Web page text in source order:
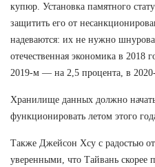
купюр. Установка памятного
защитить его от
надеваются: их не нужно
отечественная экономика в 2018
2019-м — на 2,5 процента, в
Хранилище данных должно
функционировать летом этого
Также Джейсон Хсу с радостью
уверенными, что Тайвань